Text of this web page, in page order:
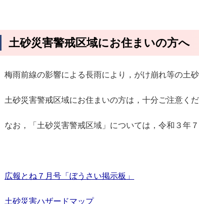
土砂災害警戒区域にお住まいの方へ
梅雨前線の影響による長雨により，がけ崩れ等の土
土砂災害警戒区域にお住まいの方は，十分ご注意くだ
なお，「土砂災害警戒区域」については，令和３年
広報とね７月号「ぼうさい掲示板」
土砂災害ハザードマップ